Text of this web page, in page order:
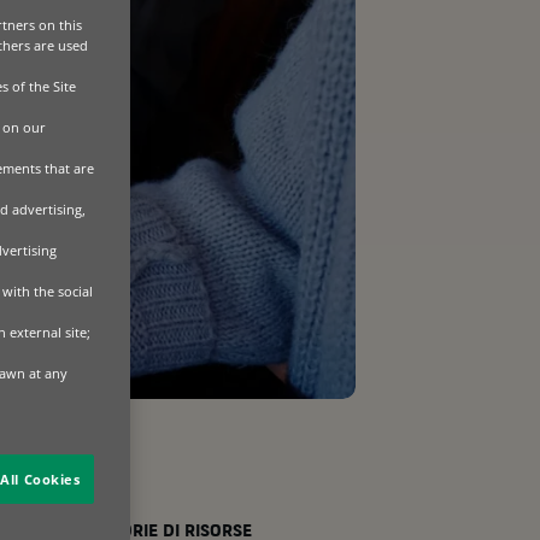
CATEGORIE DI RISORSE
on this
are used
of the Site
on our
that are
advertising,
the social
external site;
at any
Cookies